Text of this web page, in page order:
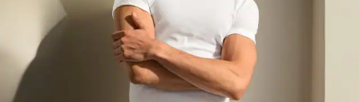
Bildverlinkung